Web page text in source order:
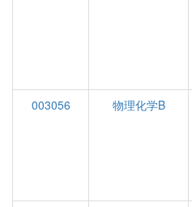
003056
物理化学B